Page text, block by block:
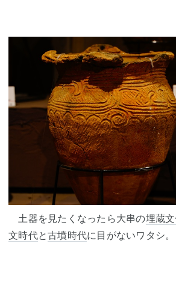
土器を見たくなったら大串の埋蔵
文時代と古墳時代に目がないワタシ。